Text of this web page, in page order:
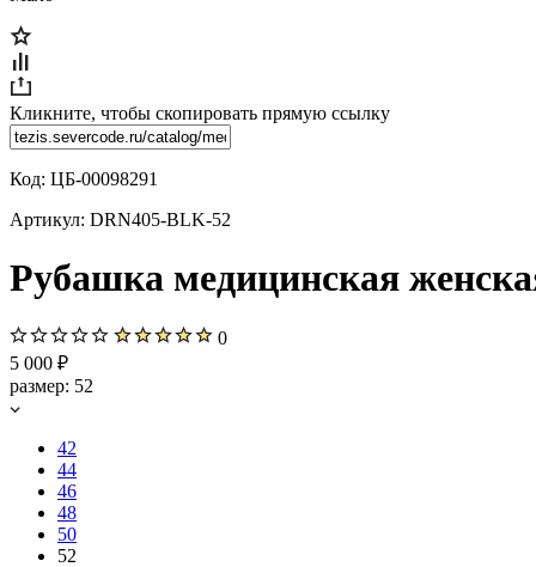
Кликните, чтобы скопировать прямую ссылку
Код: ЦБ-00098291
Артикул: DRN405-BLK-52
Рубашка медицинская
0
5 000 ₽
размер: 52
42
44
46
48
50
52